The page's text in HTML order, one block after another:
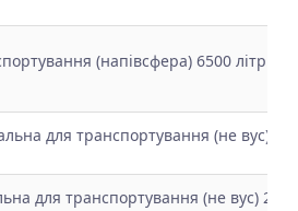
(напівсфера) 6500 літрів
для транспортування (не вус)
для транспортування (не вус) 200